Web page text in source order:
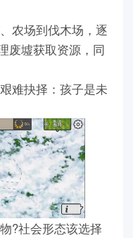
农场到伐木场，逐
废墟获取资源，同
难抉择：孩子是未
?社会形态该选择